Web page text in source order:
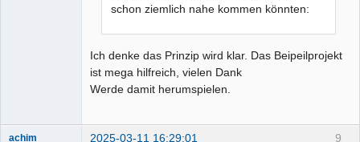
schon ziemlich nahe kommen könnten:
Ich denke das Prinzip wird klar. Das Beipeilprojekt
ist mega hilfreich, vielen Dank
Werde damit herumspielen.
9
achim 2025-03-11 16:29:01